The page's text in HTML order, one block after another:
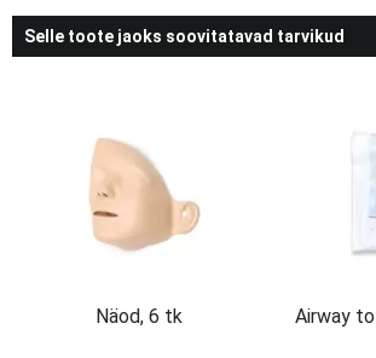
Selle toote jaoks soovitatavad tarvikud
Näod, 6 tk
Airway